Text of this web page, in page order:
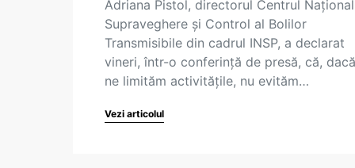
Adriana Pistol, directorul Centrul
Supraveghere şi Control al Bolilor
Transmisibile din cadrul INSP, a declarat
vineri, într-o conferință de presă, că,
ne limităm activitățile, nu evităm…
Vezi articolul